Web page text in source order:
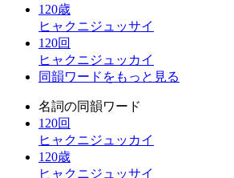
120歳
ヒャクニジュッサイ
120回
ヒャクニジュッカイ
同韻ワードをもっと見る
名詞の同韻ワード
120回
ヒャクニジュッカイ
120歳
ヒャクニジュッサイ